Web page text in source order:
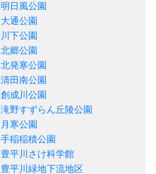
明日風公園
大通公園
川下公園
北郷公園
北発寒公園
清田南公園
創成川公園
滝野すずらん丘陵公園
月寒公園
手稲稲積公園
豊平川さけ科学館
豊平川緑地下流地区